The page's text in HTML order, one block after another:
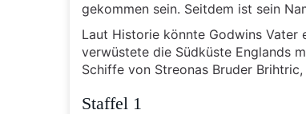
gekommen sein. Seitdem ist sein
Laut Historie könnte Godwins Vater
verwüstete die Südküste Englands
Schiffe von Streonas Bruder
Staffel 1